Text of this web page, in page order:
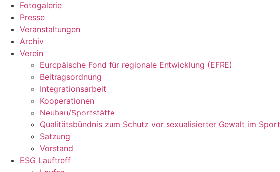
Fotogalerie
Presse
Veranstaltungen
Archiv
Verein
Europäische Fond für regionale Entwicklung (EFRE)
Beitragsordnung
Integrationsarbeit
Kooperationen
Neubau/Sportstätte
Qualitätsbündnis zum Schutz vor sexualisierter Gewalt im Sport
Satzung
Vorstand
ESG Lauftreff